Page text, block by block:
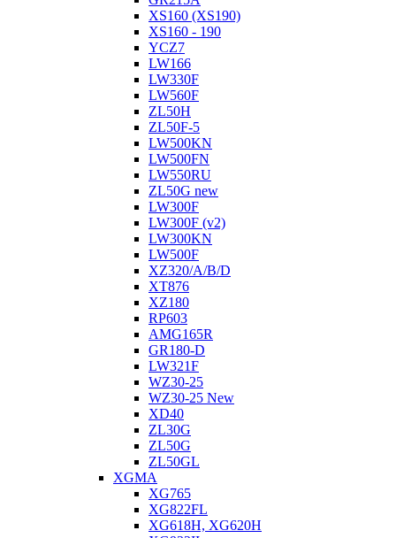
XS160 (XS190)
XS160 - 190
YCZ7
LW166
LW330F
LW560F
ZL50H
ZL50F-5
LW500KN
LW500FN
LW550RU
ZL50G new
LW300F
LW300F (v2)
LW300KN
LW500F
XZ320/A/B/D
XT876
XZ180
RP603
АMG165R
GR180-D
LW321F
WZ30-25
WZ30-25 New
XD40
ZL30G
ZL50G
ZL50GL
XGMA
XG765
XG822FL
XG618H, XG620H